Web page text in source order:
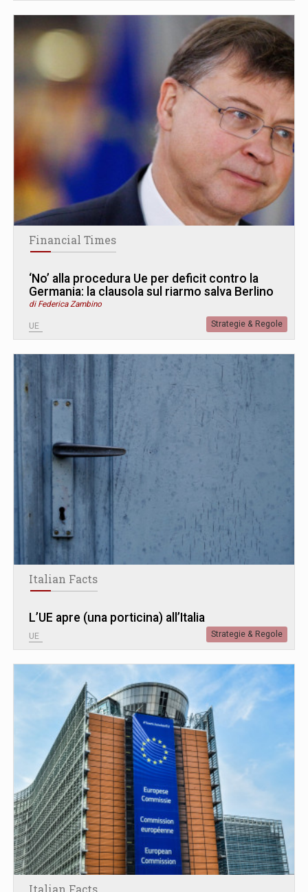
Financial Times
‘No’ alla procedura Ue per deficit contro la
Germania: la clausola sul riarmo salva Berlino
di Federica Zambino
UE Strategie & Regole
Italian Facts
L’UE apre (una porticina) all’Italia
UE Strategie & Regole